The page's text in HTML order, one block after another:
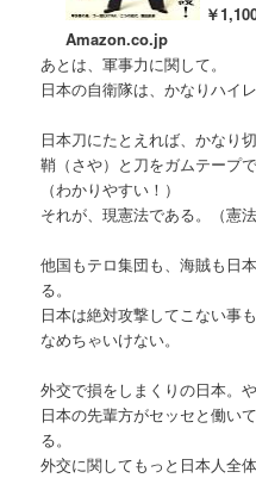
￥
Amazon.co.jp
あとは、軍事力に関して。
日本の自衛隊は、かなりハイレ
日本刀にたとえれば、かなり切
鞘（さや）と刀をガムテープ
（わかりやすい！）
それが、現憲法である。（憲法
他国もテロ集団も、海賊も日
る。
日本は絶対攻撃してこない事
なめちゃいけない。
外交で損をしまくりの日本。
日本の先輩方がセッセと働い
る。
外交に関してもっと日本人全